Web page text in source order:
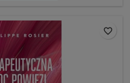
favorite_border